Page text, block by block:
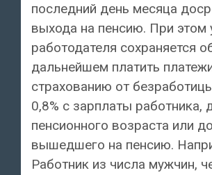
последний день месяца
выхода на пенсию. При этом
работодателя сохраняется
дальнейшем платить
страхованию от
0,8% с зарплаты работника,
пенсионного возраста или
вышедшего на пенсию.
Работник из числа мужчин,